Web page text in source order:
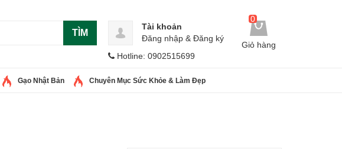
TÌM
0
Giỏ hàng
Tài khoản
Đăng nhập & Đăng ký
Hotline: 0902515699
Gạo Nhật Bản Chuyên Mục Sức Khỏe & Làm Đẹp